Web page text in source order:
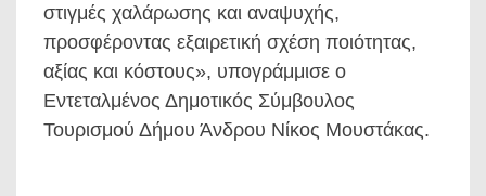
στιγμές χαλάρωσης και αναψυχής,
προσφέροντας εξαιρετική σχέση ποιότητας,
αξίας και κόστους», υπογράμμισε ο
Εντεταλμένος Δημοτικός Σύμβουλος
Τουρισμού Δήμου Άνδρου Νίκος Μουστάκας.